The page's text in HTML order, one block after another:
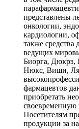
представлены
онкологии,
кардиологии,
также средства
ведущих
Биорга, Дюкрэ,
Нюкс, Виши, Ля
фармацевтов
приобретать
Посетителям
продукции за